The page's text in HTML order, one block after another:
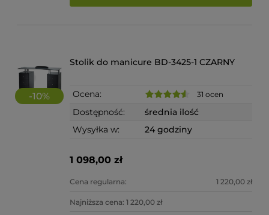
-10%
Stolik do manicure BD-3425-1 CZARNY
Ocena: 31 ocen
Dostępność:
średnia ilość
Wysyłka w:
24 godziny
1 098,00 zł
Cena regularna: 1 220,00 zł
Najniższa cena:1 220,00 zł